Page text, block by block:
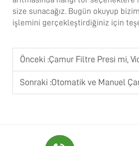
size sunacağız. Bugün okuyup
işlemini gerçekleştirdiğiniz için
Önceki :Çamur Filtre Presi mi, Vida Presi mi:
Sonraki :Otomatik ve Manuel Çamur Presi: